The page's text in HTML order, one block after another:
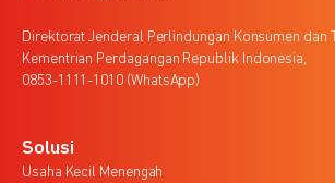
Direktorat Jenderal Perlindungan Konsumen dan
Kementrian Perdagangan Republik Indonesia,
0853-1111-1010 (WhatsApp)
Solusi
Usaha Kecil Menengah